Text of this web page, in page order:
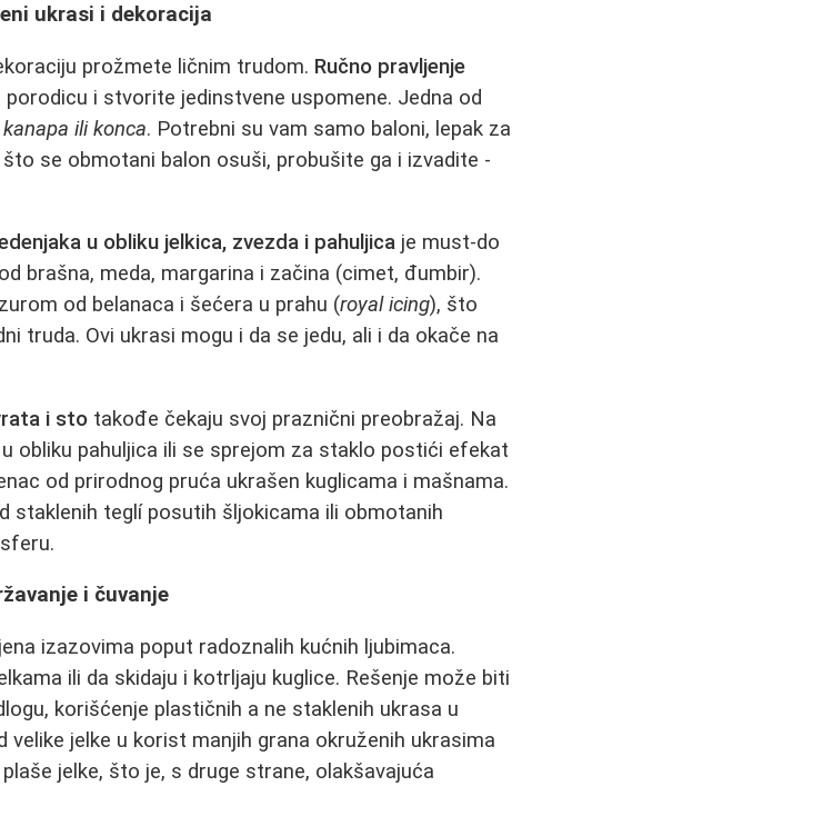
ukrasi i dekoracija
prožmete ličnim trudom. Ručno pravljenje
porodicu i stvorite jedinstvene uspomene. Jedna od
ili konca. Potrebni su vam samo baloni, lepak za
se obmotani balon osuši, probušite ga i izvadite -
u obliku jelkica, zvezda i pahuljica je must-do
brašna, meda, margarina i začina (cimet, đumbir).
od belanaca i šećera u prahu (royal icing), što
truda. Ovi ukrasi mogu i da se jedu, ali i da okače na
i sto takođe čekaju svoj praznični preobražaj. Na
obliku pahuljica ili se sprejom za staklo postići efekat
od prirodnog pruća ukrašen kuglicama i mašnama.
staklenih teglí posutih šljokicama ili obmotanih
i čuvanje
izazovima poput radoznalih kućnih ljubimaca.
ili da skidaju i kotrljaju kuglice. Rešenje može biti
korišćenje plastičnih a ne staklenih ukrasa u
velike jelke u korist manjih grana okruženih ukrasima
jelke, što je, s druge strane, olakšavajuća